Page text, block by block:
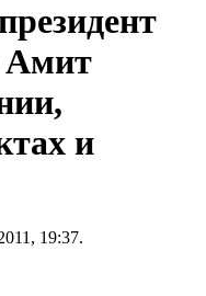
Амит
и
19:37.